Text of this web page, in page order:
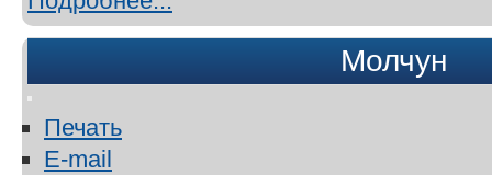
Молчун
Печать
E-mail